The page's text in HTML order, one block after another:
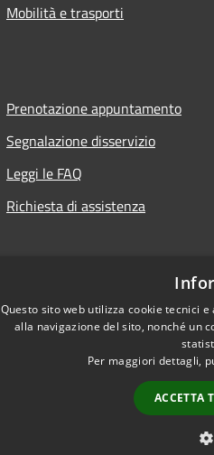
Mobilità e trasporti
Prenotazione appuntamento
Segnalazione disservizio
Leggi le FAQ
Richiesta di assistenza
Questo sito web utilizza cookie tecnici
alla navigazione del sito, nonché un
Per maggiori dettagli,
ACCETTA